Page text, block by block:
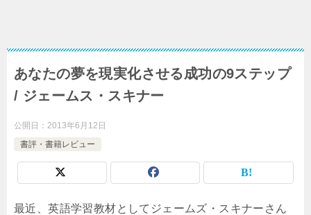
あなたの夢を現実化させる成功の9ステップ
/ ジェームス・スキナー
公開日： 2013年6月12日
書評・書籍レビュー
最近、英語学習教材としてジェームズ・スキナーさん